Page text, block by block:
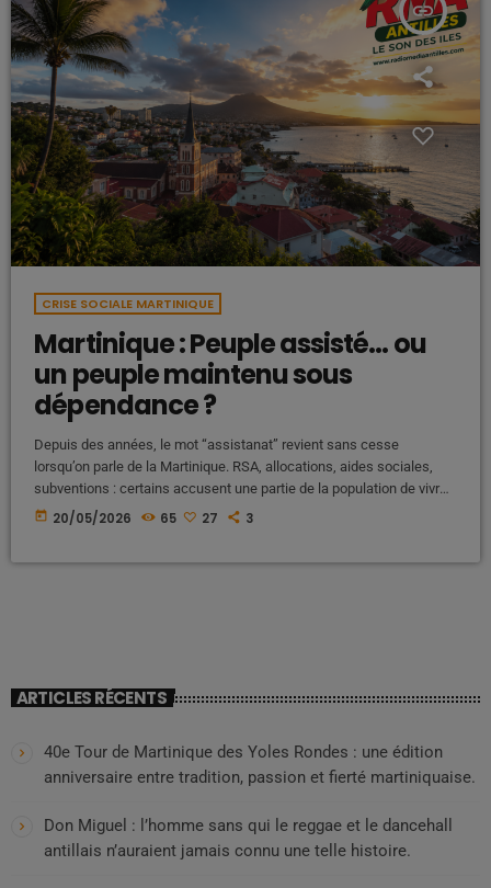
insert_link
CRISE SOCIALE MARTINIQUE
Martinique : Peuple assisté… ou
un peuple maintenu sous
dépendance ?
Depuis des années, le mot “assistanat” revient sans cesse
lorsqu’on parle de la Martinique. RSA, allocations, aides sociales,
subventions : certains accusent une partie de la population de vivre
sous perfusion de l’État français. Pourtant, cette vision simpliste
today 20/05/2026 65 27 3
ARTICLES RÉCENTS
40e Tour de Martinique des Yoles Rondes : une édition
anniversaire entre tradition, passion et fierté martiniquaise.
Don Miguel : l’homme sans qui le reggae et le dancehall
antillais n’auraient jamais connu une telle histoire.